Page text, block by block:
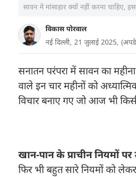
सावन में मांसाहार क्यों नहीं करना चाहिए,
विकास पोरवाल
नई दिल्ली, 21 जुलाई 2025,
सनातन परंपरा में सावन का
वाले इन चार महीनों को
विचार बनाए गए जो आज भी
खान-पान के प्राचीन नियमों
फिर भी बहुत सारे नियमों को